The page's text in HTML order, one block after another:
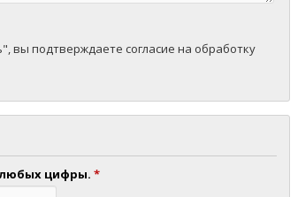
вы подтверждаете согласие на обработку
любых цифры. *